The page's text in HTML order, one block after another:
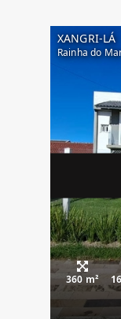
XANGRI-LÁ
Rainha do
360 m²